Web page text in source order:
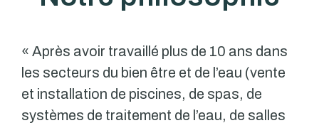
« Après avoir travaillé plus de 10 ans dans
les secteurs du bien être et de l’eau (vente
et installation de piscines, de spas, de
systèmes de traitement de l’eau, de salles